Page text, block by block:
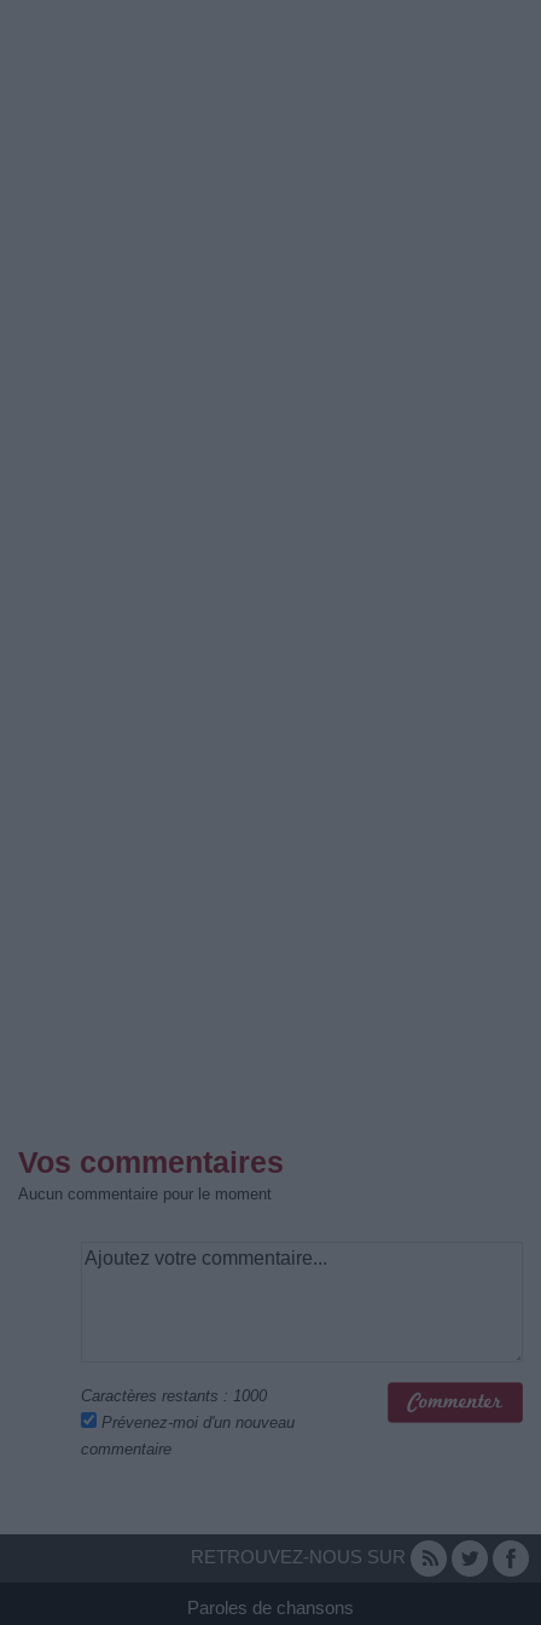
Vos commentaires
Aucun commentaire pour le moment
Caractères restants : 1000
Prévenez-moi d'un nouveau
commentaire
RETROUVEZ-NOUS SUR
Paroles de chansons